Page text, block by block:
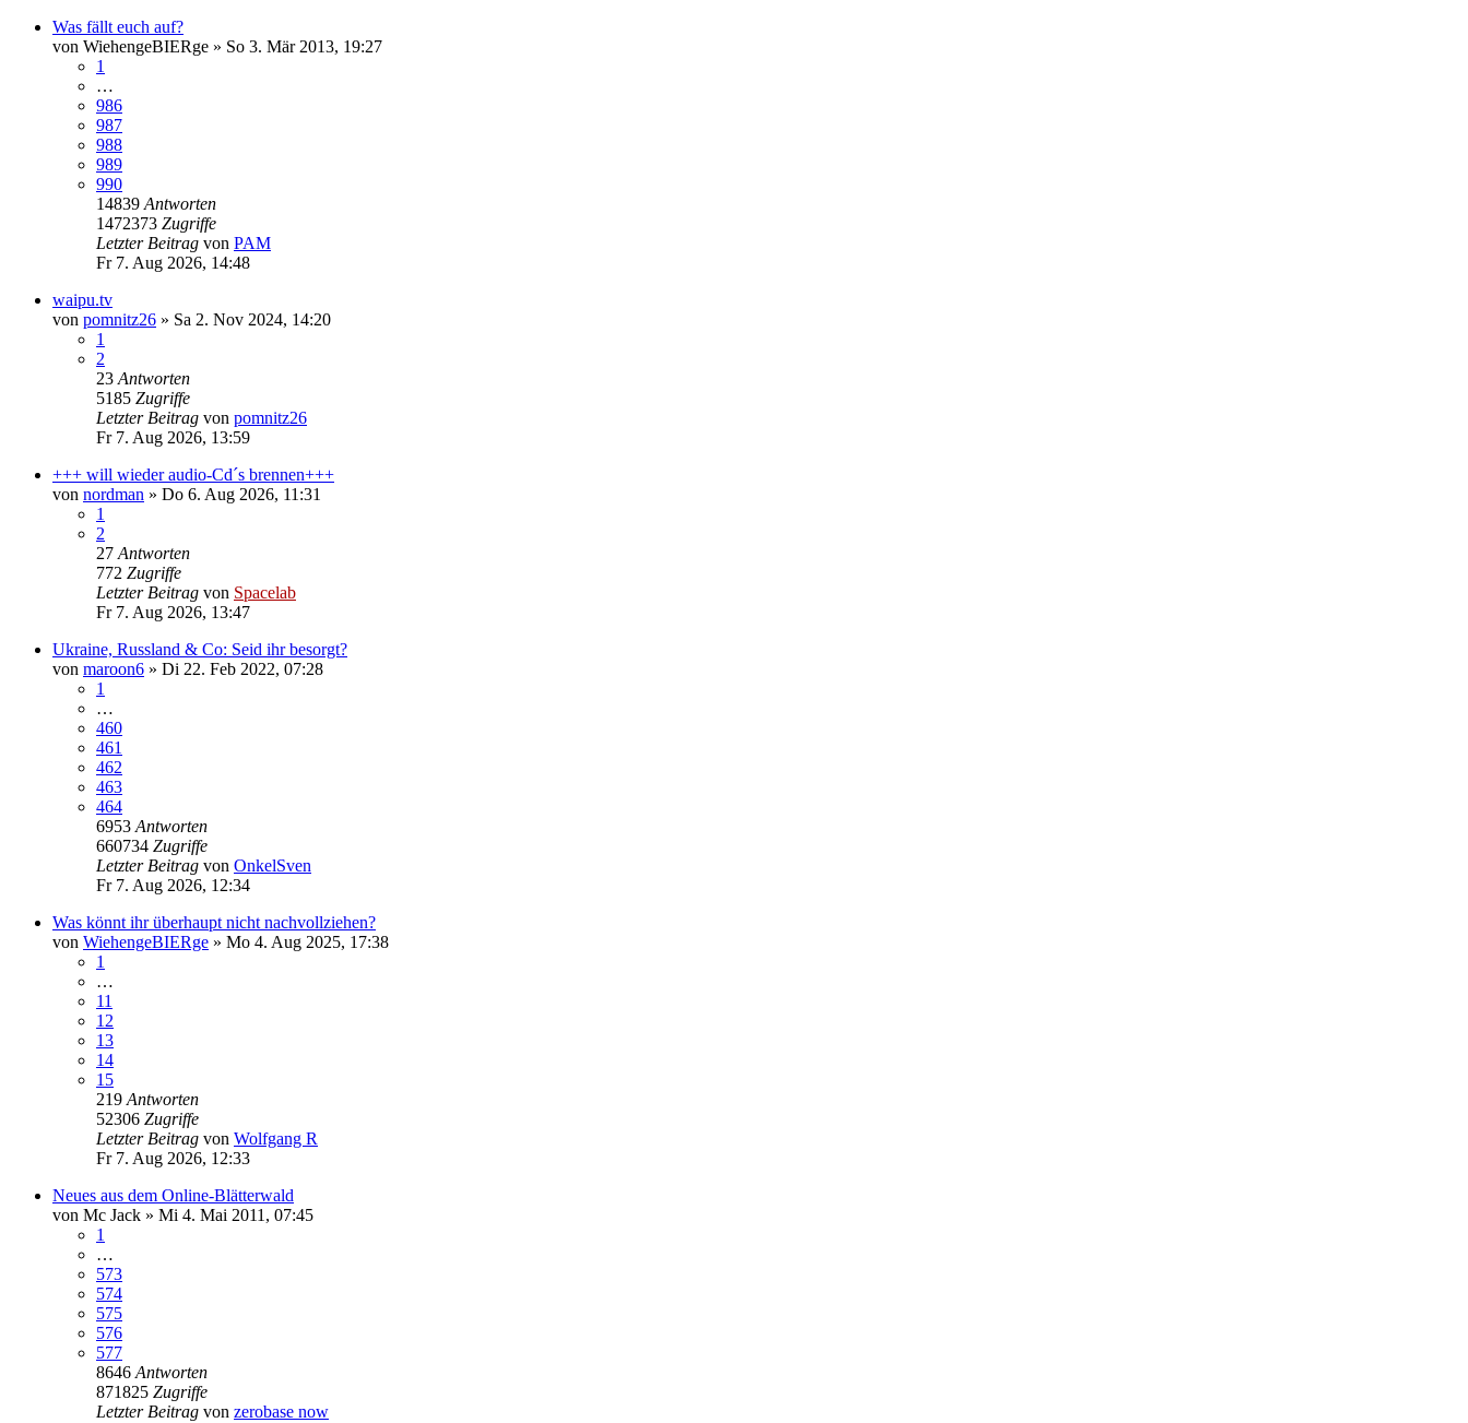
Was fällt euch auf?
von WiehengeBIERge » So 3. Mär 2013, 19:27
1
…
986
987
988
989
990
14839 Antworten
1472373 Zugriffe
Letzter Beitrag von PAM
Fr 7. Aug 2026, 14:48
waipu.tv
von pomnitz26 » Sa 2. Nov 2024, 14:20
1
2
23 Antworten
5185 Zugriffe
Letzter Beitrag von pomnitz26
Fr 7. Aug 2026, 13:59
+++ will wieder audio-Cd´s brennen+++
von nordman » Do 6. Aug 2026, 11:31
1
2
27 Antworten
772 Zugriffe
Letzter Beitrag von Spacelab
Fr 7. Aug 2026, 13:47
Ukraine, Russland & Co: Seid ihr besorgt?
von maroon6 » Di 22. Feb 2022, 07:28
1
…
460
461
462
463
464
6953 Antworten
660734 Zugriffe
Letzter Beitrag von OnkelSven
Fr 7. Aug 2026, 12:34
Was könnt ihr überhaupt nicht nachvollziehen?
von WiehengeBIERge » Mo 4. Aug 2025, 17:38
1
…
11
12
13
14
15
219 Antworten
52306 Zugriffe
Letzter Beitrag von Wolfgang R
Fr 7. Aug 2026, 12:33
Neues aus dem Online-Blätterwald
von Mc Jack » Mi 4. Mai 2011, 07:45
1
…
573
574
575
576
577
8646 Antworten
871825 Zugriffe
Letzter Beitrag von zerobase now